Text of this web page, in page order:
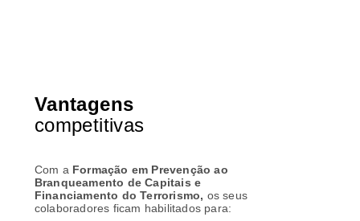
Vantagens
competitivas
Com a Formação em Prevenção ao
Branqueamento de Capitais e
Financiamento do Terrorismo, os seus
colaboradores ficam habilitados para: